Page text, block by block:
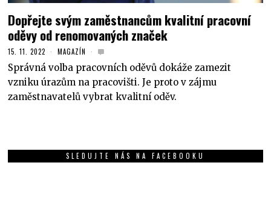
Dopřejte svým zaměstnancům kvalitní pracovní
oděvy od renomovaných značek
15. 11. 2022 MAGAZÍN
Správná volba pracovních oděvů dokáže zamezit
vzniku úrazům na pracovišti. Je proto v zájmu
zaměstnavatelů vybrat kvalitní oděv.
SLEDUJTE NÁS NA FACEBOOKU